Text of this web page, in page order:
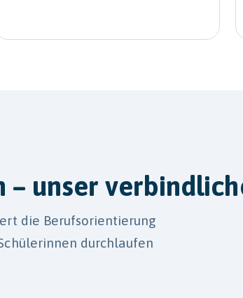
– unser
die Berufsorientierung
durchlaufen